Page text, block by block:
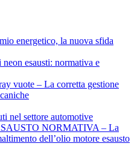
energetico, la nuova sfida
esausti: normativa e
vuote – La corretta gestione
nel settore automotive
NORMATIVA – La
dell’olio motore esausto